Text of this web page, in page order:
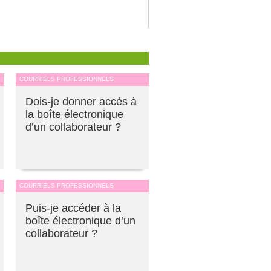
COURRIELS PROFESSIONNELS
Dois-je donner accès à
la boîte électronique
d’un collaborateur ?
COURRIELS PROFESSIONNELS
Puis-je accéder à la
boîte électronique d’un
collaborateur ?